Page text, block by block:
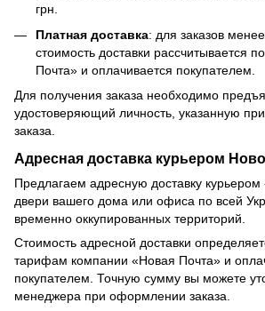
грн.
Платная доставка: для заказов
стоимость доставки рассчитывается
Почта» и оплачивается покупателем.
Для получения заказа необходимо
удостоверяющий личность, указанную
заказа.
Адресная доставка курьером
Предлагаем адресную доставку
двери вашего дома или офиса по всей
временно оккупированных территорий.
Стоимость адресной доставки
тарифам компании «Новая Почта» и
покупателем. Точную сумму вы можете
менеджера при оформлении заказа.